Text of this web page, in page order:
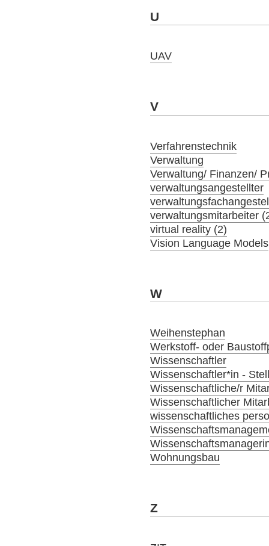
U
UAV
V
Verfahrenstechnik
Verwaltung
Verwaltung/ Finanzen/
verwaltungsangestellter
verwaltungsmitarbeiter
virtual reality (2)
Vision Language Models
W
Weihenstephan
Werkstoff- oder
Wissenschaftler
Wissenschaftler*in -
Wissenschaftliche/r
Wissenschaftlicher
wissenschaftliches
Wohnungsbau
Z